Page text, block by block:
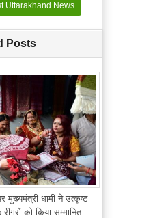
Uttarakhand News
Posts
मुख्यमंत्री धामी ने उत्कृष्ट
को किया सम्मानित